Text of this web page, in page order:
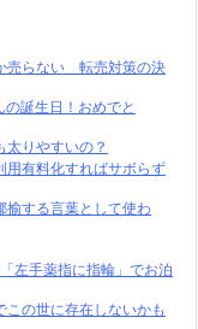
売らない 転売対策の決
誕生日！おめでと
りやすいの？
用有料化すればサボらず
揄する言葉として使わ
左手薬指に指輪」でお泊
この世に存在しないかも